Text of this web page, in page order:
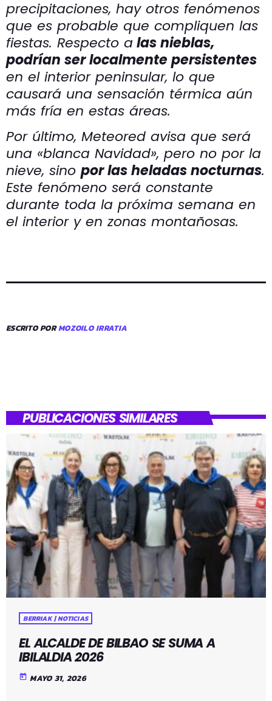
precipitaciones, hay otros fenómenos
que es probable que compliquen las
fiestas. Respecto a las nieblas,
podrían ser localmente persistentes
en el interior peninsular, lo que
causará una sensación térmica aún
más fría en estas áreas.
Por último, Meteored avisa que será
una «blanca Navidad», pero no por la
nieve, sino por las heladas nocturnas.
Este fenómeno será constante
durante toda la próxima semana en
el interior y en zonas montañosas.
ESCRITO PORMOZOILO IRRATIA
PUBLICACIONES SIMILARES
BERRIAK | NOTICIAS
EL ALCALDE DE BILBAO SE SUMA A
IBILALDIA 2026
today MAYO 31, 2026